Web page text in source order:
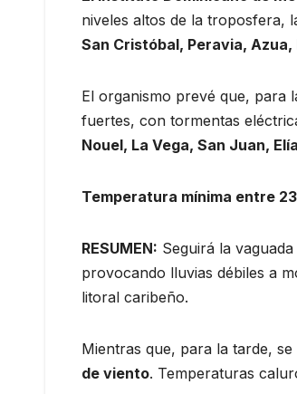
niveles altos de la troposfera,
San Cristóbal, Peravia,
El organismo prevé que, para
fuertes, con tormentas
Nouel, La Vega, San Juan,
Temperatura mínima entre
RESUMEN: Seguirá la
provocando lluvias débiles a
litoral caribeño.
Mientras que, para la tarde,
de viento. Temperaturas